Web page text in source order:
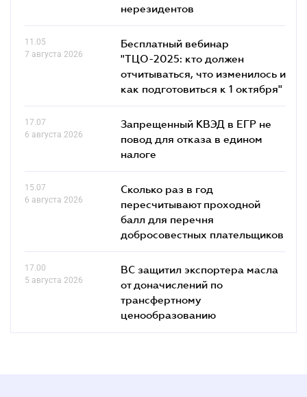
нерезидентов
11.05
7 августа 2026
Бесплатный вебинар
"ТЦО-2025: кто должен
отчитываться, что изменилось и
как подготовиться к 1 октября"
17.07
6 августа 2026
Запрещенный КВЭД в ЕГР не
повод для отказа в едином
налоге
15.07
6 августа 2026
Сколько раз в год
пересчитывают проходной
балл для перечня
добросовестных плательщиков
17.00
5 августа 2026
ВС защитил экспортера масла
от доначислений по
трансфертному
ценообразованию